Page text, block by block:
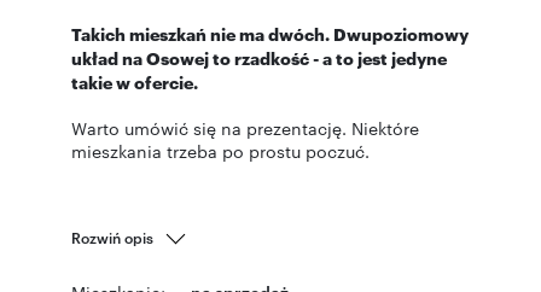
Takich mieszkań nie ma dwóch. Dwupoziomowy
układ na Osowej to rzadkość - a to jest jedyne
takie w ofercie.
Warto umówić się na prezentację. Niektóre
mieszkania trzeba po prostu poczuć.
Rozwiń opis